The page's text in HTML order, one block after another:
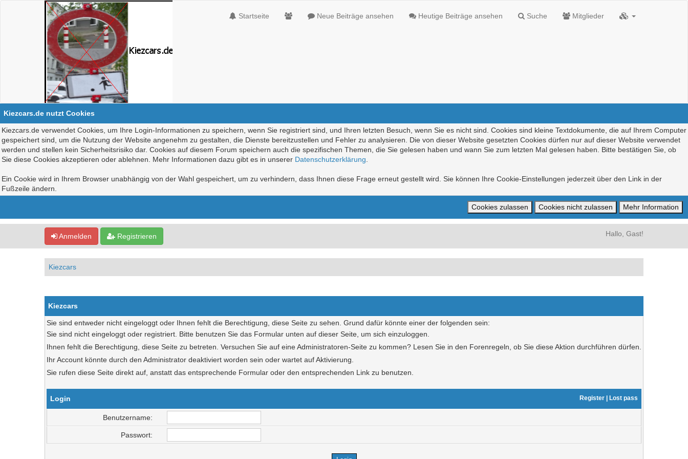
Startseite Neue Beiträge ansehen Heutige Beiträge ansehen Suche Mitglieder
Kiezcars.de nutzt Cookies
Kiezcars.de verwendet Cookies, um Ihre Login-Informationen zu speichern, wenn Sie registriert sind, und Ihren letzten Besuch, wenn Sie es nicht sind. Cookies sind kleine Textdokumente, die auf Ihrem Computer
gespeichert sind, um die Nutzung der Website angenehm zu gestalten, die Dienste bereitzustellen und Fehler zu analysieren. Die von dieser Website gesetzten Cookies dürfen nur auf dieser Website verwendet
werden und stellen kein Sicherheitsrisiko dar. Cookies auf diesem Forum speichern auch die spezifischen Themen, die Sie gelesen haben und wann Sie zum letzten Mal gelesen haben. Bitte bestätigen Sie, ob
Sie diese Cookies akzeptieren oder ablehnen. Mehr Informationen dazu gibt es in unserer Datenschutzerklärung
Ein Cookie wird in Ihrem Browser unabhängig von der Wahl gespeichert, um zu verhindern, dass Ihnen diese Frage erneut gestellt wird. Sie können Ihre Cookie-Einstellungen jederzeit über den Link in der
Fußzeile ändern.
Anmelden Registrieren Hallo, Gast!
Kiezcars
Kiezcars
Sie sind entweder nicht eingeloggt oder Ihnen fehlt die Berechtigung, diese Seite zu sehen. Grund dafür könnte einer der folgenden sein:
Sie sind nicht eingeloggt oder registriert. Bitte benutzen Sie das Formular unten auf dieser Seite, um sich einzuloggen.
Ihnen fehlt die Berechtigung, diese Seite zu betreten. Versuchen Sie auf eine Administratoren-Seite zu kommen? Lesen Sie in den Forenregeln, ob Sie diese Aktion durchführen dürfen.
Ihr Account könnte durch den Administrator deaktiviert worden sein oder wartet auf Aktivierung.
Sie rufen diese Seite direkt auf, anstatt das entsprechende Formular oder den entsprechenden Link zu benutzen.
Login Register Lost pass
Benutzername:
Passwort: